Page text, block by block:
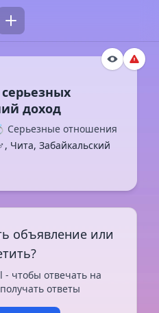
Серьезные отношения
Чита, Забайкальский
объявление или
- чтобы отвечать на
ответы